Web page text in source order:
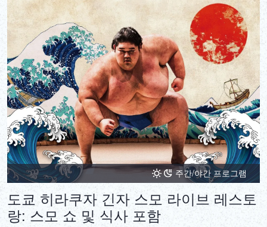
주간/야간 프로그램
도쿄 히라쿠자 긴자 스모 라이브 레스토
랑: 스모 쇼 및 식사 포함